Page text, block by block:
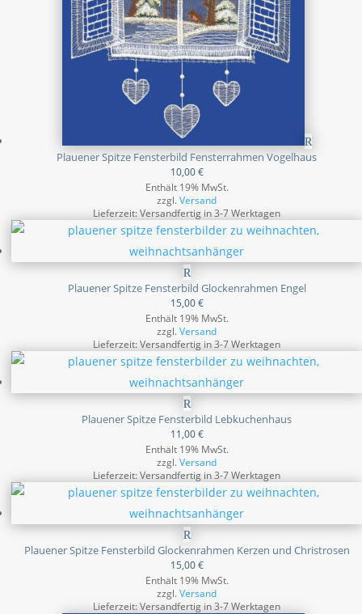
Plauener Spitze Fensterbild Fensterrahmen Vogelhaus
10,00€
Enthält 19% MwSt.
zzgl.Versand
Lieferzeit: Versandfertig in 3-7 Werktagen
Plauener Spitze Fensterbild Glockenrahmen Engel
15,00€
Enthält 19% MwSt.
zzgl.Versand
Lieferzeit: Versandfertig in 3-7 Werktagen
Plauener Spitze Fensterbild Lebkuchenhaus
11,00€
Enthält 19% MwSt.
zzgl.Versand
Lieferzeit: Versandfertig in 3-7 Werktagen
Plauener Spitze Fensterbild Glockenrahmen Kerzen und Christrosen
15,00€
Enthält 19% MwSt.
zzgl.Versand
Lieferzeit: Versandfertig in 3-7 Werktagen